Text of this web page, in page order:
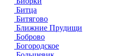
Битца
Битягово
Ближние Прудищи
Боброво
Богородское